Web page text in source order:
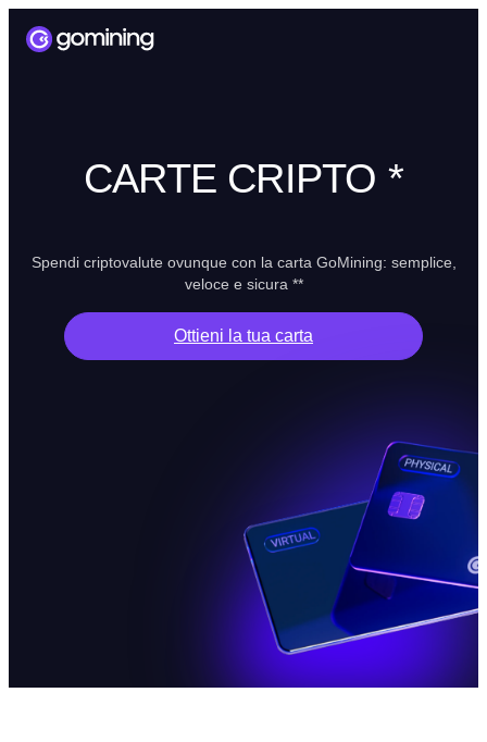
CARTE CRIPTO *
Spendi criptovalute ovunque con la carta GoMining: semplice,
veloce e sicura **
Ottieni la tua carta